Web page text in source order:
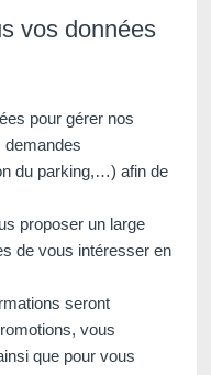
vos données
pour gérer nos
demandes
du parking,…) afin de
proposer un large
de vous intéresser en
seront
vous
que pour vous